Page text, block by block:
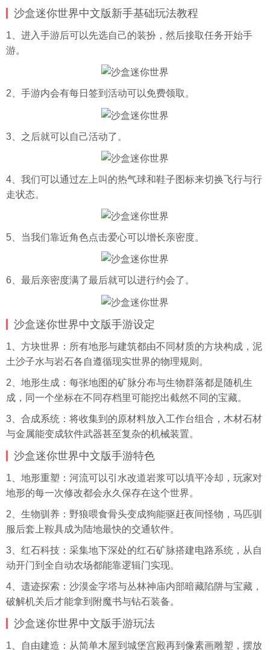
沙盒迷你世界中文版新手基础玩法教程
1、进入手游后可以先选自己的装扮，然后接取任务开始手
游。
2、手游内会有每日签到活动可以免费领取。
3、之后就可以自己活动了。
4、我们可以通过左上叫的热气球和鞋子图标来切换飞行与行
走状态。
5、当我们靠近角色点击爱心可以增长亲密度。
6、最后亲密度满了最后就可以进行约会了。
沙盒迷你世界中文版手游设定
1、方块世界：所有地形与建筑都由不同材质的方块构成，泥
土沙子水与岩石各自遵循现实世界的物理规则。
2、地形生成：每张地图的矿脉分布与生物群落都是随机生
成，同一个坐标在不同存档里可能挖出截然不同的宝藏。
3、合成系统：将收集到的原材料放入工作台组合，木材石材
与金属能变成软件武器甚至复杂的机械装置。
沙盒迷你世界中文版手游特色
1、地形重塑：河流可以引水改道岩浆可以填平冷却，玩家对
地形的每一次修改都会永久保存在这个世界。
2、生物驯养：野狼喂食骨头变成狗能驱赶夜间怪物，马匹驯
服后套上鞍具成为陆地最快的交通软件。
3、红石科技： 采集地下深处的红石矿脉搭建电路系统，从自
动开门到全自动农场都能靠逻辑门实现。
4、遗迹探索：沙漠金字塔与丛林神庙内部暗藏陷阱与宝藏，
破解机关后才能拿到附魔书与钻石装备。
沙盒迷你世界中文版手游玩法
1、自由建造：从简单木屋到城堡宫殿再到像素画雕塑，摆放